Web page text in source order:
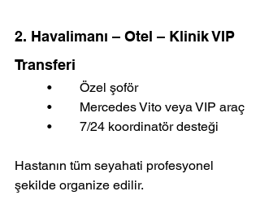
2. Havalimanı – Otel – Klinik VIP
Transferi
	•	Özel şoför
	•	Mercedes Vito veya VIP araç
	•	7/24 koordinatör desteği
Hastanın tüm seyahati profesyonel
şekilde organize edilir.